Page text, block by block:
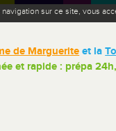
navigation sur ce site, vous
de Marguerite et la
et rapide : prépa